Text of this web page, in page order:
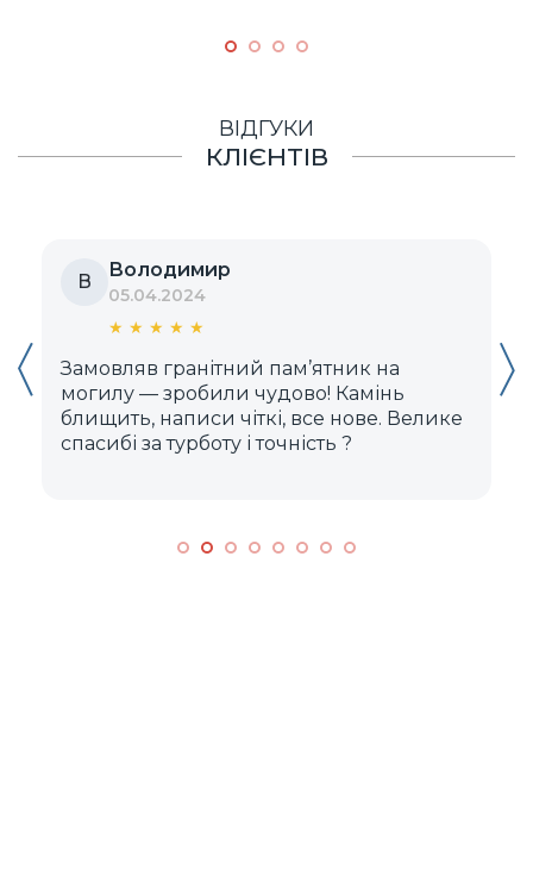
ВІДГУКИ
КЛІЄНТІВ
В
Володимир
05.04.2024
★ ★ ★ ★ ★
Замовляв гранітний пам’ятник на
могилу — зробили чудово! Камінь
блищить, написи чіткі, все нове. Велике
спасибі за турботу і точність ?️